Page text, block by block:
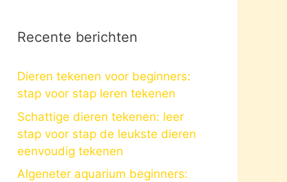
Recente berichten
Dieren tekenen voor beginners:
stap voor stap leren tekenen
Schattige dieren tekenen: leer
stap voor stap de leukste dieren
eenvoudig tekenen
Algeneter aquarium beginners: